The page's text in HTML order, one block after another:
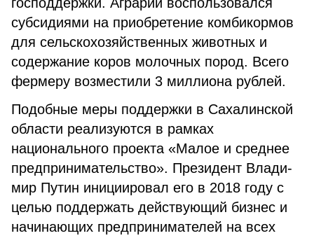
субсидиями на приобрете­ние комбикормов
для сельскохозяйственных животных и
содержание коров молочных по­род. Всего
фермеру возместили 3 миллиона рублей.
Подобные меры поддержки в Саха­линской
области реализуются в рамках
национального проекта «Малое и среднее
предпринимательство». Президент Влади­
мир Путин инициировал его в 2018 году с
целью поддержать действующий бизнес и
начинающих предпринимателей на всех